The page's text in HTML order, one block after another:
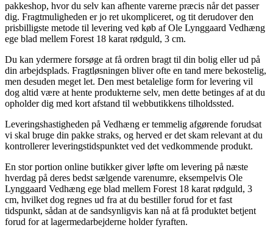
pakkeshop, hvor du selv kan afhente varerne præcis når det passer
dig. Fragtmuligheden er jo ret ukompliceret, og tit derudover den
prisbilligste metode til levering ved køb af Ole Lynggaard Vedhæng
ege blad mellem Forest 18 karat rødguld, 3 cm.
Du kan ydermere forsøge at få ordren bragt til din bolig eller ud på
din arbejdsplads. Fragtløsningen bliver ofte en tand mere bekostelig,
men desuden meget let. Den mest betalelige form for levering vil
dog altid være at hente produkterne selv, men dette betinges af at du
opholder dig med kort afstand til webbutikkens tilholdssted.
Leveringshastigheden på Vedhæng er temmelig afgørende forudsat
vi skal bruge din pakke straks, og herved er det skam relevant at du
kontrollerer leveringstidspunktet ved det vedkommende produkt.
En stor portion online butikker giver løfte om levering på næste
hverdag på deres bedst sælgende varenumre, eksempelvis Ole
Lynggaard Vedhæng ege blad mellem Forest 18 karat rødguld, 3
cm, hvilket dog regnes ud fra at du bestiller forud for et fast
tidspunkt, sådan at de sandsynligvis kan nå at få produktet betjent
forud for at lagermedarbejderne holder fyraften.